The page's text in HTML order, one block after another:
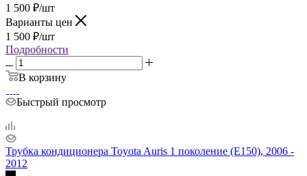
1 500 ₽/шт
Варианты цен
1 500 ₽/шт
Подробности
В корзину
Быстрый просмотр
Трубка кондиционера Toyota Auris 1 поколение (E150), 2006 -
2012